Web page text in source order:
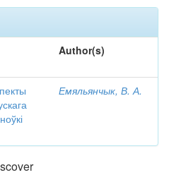
Author(s)
Емяльянчык, В. А.